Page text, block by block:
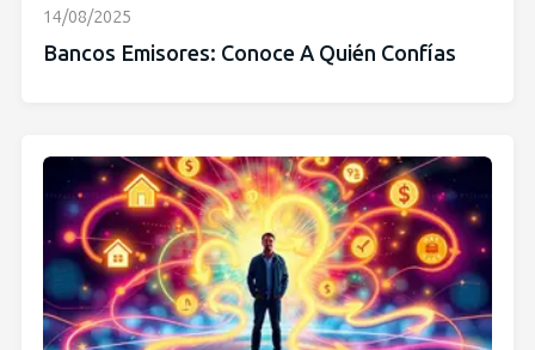
14/08/2025
Bancos Emisores: Conoce A Quién Confías